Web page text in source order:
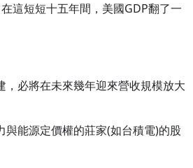
這短短十五年間，美國GDP翻了一
必將在未來幾年迎來營收規模放大
能源定價權的莊家(如台積電)的股